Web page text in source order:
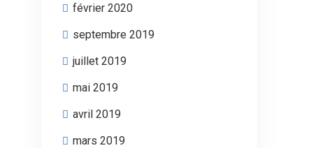
février 2020
septembre 2019
juillet 2019
mai 2019
avril 2019
mars 2019